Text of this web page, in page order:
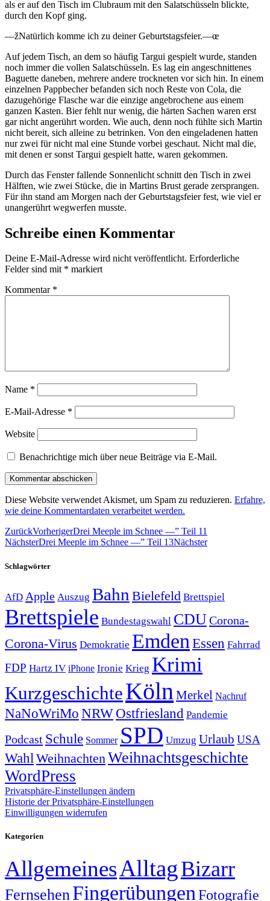
als er auf den Tisch im Clubraum mit den Salatschüsseln blickte,
durch den Kopf ging.
—žNatürlich komme ich zu deiner Geburtstagsfeier.—œ
Auf jedem Tisch, an dem so häufig Targui gespielt wurde, standen
noch immer die vollen Salatschüsseln. Es lag ein angeschnittenes
Baguette daneben, mehrere andere trockneten vor sich hin. In einem
einzelnen Pappbecher befanden sich noch Reste von Cola, die
dazugehörige Flasche war die einzige angebrochene aus einem
ganzen Kasten. Bier fehlt nur wenig, die härten Sachen waren erst
gar nicht angerührt worden. Wie auch, denn noch fühlte sich Martin
nicht bereit, sich alleine zu betrinken. Von den eingeladenen hatten
nur zwei für nicht mal eine Stunde vorbei geschaut. Nicht mal die,
mit denen er sonst Targui gespielt hatte, waren gekommen.
Durch das Fenster fallende Sonnenlicht schnitt den Tisch in zwei
Hälften, wie zwei Stücke, die in Martins Brust gerade zersprangen.
Für ihn stand am Morgen nach der Geburtstagsfeier fest, wie viel er
unangerührt wegwerfen musste.
Schreibe einen Kommentar
Deine E-Mail-Adresse wird nicht veröffentlicht. Erforderliche
Felder sind mit * markiert
Kommentar *
Name *
E-Mail-Adresse *
Website
Benachrichtige mich über neue Beiträge via E-Mail.
Diese Website verwendet Akismet, um Spam zu reduzieren. Erfahre,
wie deine Kommentardaten verarbeitet werden.
ZurückVorherigerDrei Meeple im Schnee —” Teil 11
NächsterDrei Meeple im Schnee —” Teil 13Nächster
Schlagwörter
AfD Apple Auszug Bahn Bielefeld Brettspiel
Brettspiele Bundestagswahl CDUCorona-
Corona-Virus Demokratie Emden Essen Fahrrad
FDP Hartz IV iPhone Ironie Krieg Krimi
KurzgeschichteKöln Merkel Nachruf
NaNoWriMo NRWOstfriesland Pandemie
Podcast Schule Sommer SPD Umzug Urlaub USA
Wahl Weihnachten Weihnachtsgeschichte
WordPress
Privatsphäre-Einstellungen ändern
Historie der Privatsphäre-Einstellungen
Einwilligungen widerrufen
Kategorien
AllgemeinesAlltagBizarr
FernsehenFingerübungen Fotografie